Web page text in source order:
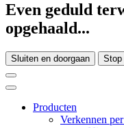
Even geduld
opgehaald...
Sluiten en doorgaan Stop
Producten
Verkennen